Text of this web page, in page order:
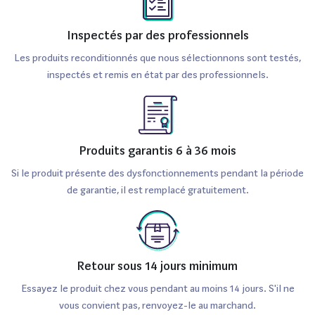
une utilisation quotidienne confortable. Elle est
également compatible avec la charge rapide de 18W, ce
qui réduit le temps d'attente pour retrouver une batterie
Au niveau de la connectivité, le Huawei P30 Lite offre de
multiples options avec le Wi-Fi, le Bluetooth 4.2, la NFC et
le port USB Type-C. Son espace de stockage de 256 Go
permet de stocker aisément toutes vos applications,
photos et vidéos, tout en étant extensible via une carte
microSD. À titre de comparaison, le Huawei P30 Lite se
distingue de sa version précédente le P20 Lite par des
améliorations notables au niveau de l’appareil photo et de
voire plus.
Inspectés par des professionnels
Les produits reconditionnés que nous sélectionnons sont testés,
inspectés et remis en état par des professionnels.
Produits garantis 6 à 36 mois
Si le produit présente des dysfonctionnements pendant la période
de garantie, il est remplacé gratuitement.
Retour sous 14 jours minimum
Essayez le produit chez vous pendant au moins 14 jours. S'il ne
vous convient pas, renvoyez-le au marchand.